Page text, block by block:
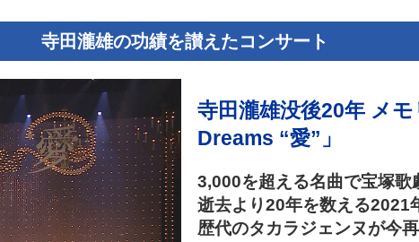
寺田瀧雄の功績を讃えたコンサート
寺田瀧雄没後20年 メ
Dreams “愛”」
3,000を超える名曲で宝塚
逝去より20年を数える2021
歴代のタカラジェンヌが今